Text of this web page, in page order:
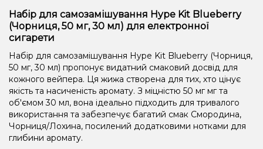
Набір для самозамішування Hype Kit Blueberry
(Чорниця, 50 мг, 30 мл) для електронної
сигарети
Набір для самозамішування Hype Kit Blueberry (Чорниця,
50 мг, 30 мл) пропонує видатний смаковий досвід для
кожного вейпера. Ця жижа створена для тих, хто цінує
якість та насиченість аромату. З міцністю 50 мг мг та
об'ємом 30 мл, вона ідеально підходить для тривалого
використання та забезпечує багатий смак Смородина,
Чорниця/Лохина, посилений додатковими нотками для
глибини аромату.